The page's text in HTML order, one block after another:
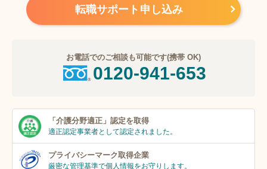
転職サポート申し込み
お電話でのご相談も可能です(携帯 OK)
0120-941-653
「介護分野適正」 認定を取得
適正認定事業者として認定されました。
プライバシーマーク取得企業
厳密な管理基準で個人情報をお守りします。